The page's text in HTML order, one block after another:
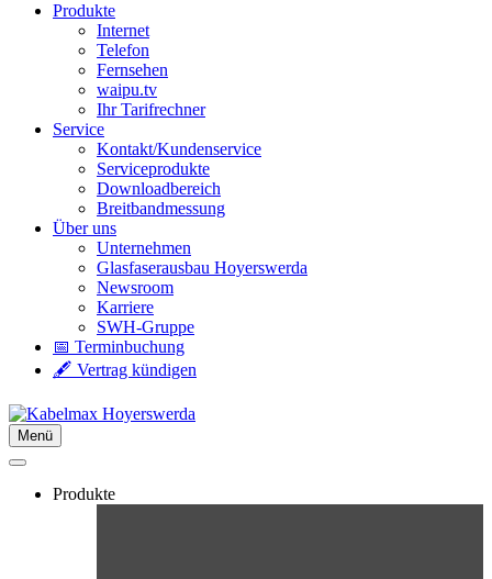
Produkte
Internet
Telefon
Fernsehen
waipu.tv
Ihr Tarifrechner
Service
Kontakt/Kundenservice
Serviceprodukte
Downloadbereich
Breitbandmessung
Über uns
Unternehmen
Glasfaserausbau Hoyerswerda
Newsroom
Karriere
SWH-Gruppe
📅 Terminbuchung
🖋️ Vertrag kündigen
Menü
Produkte